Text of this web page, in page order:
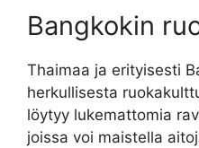
Bangkokin
Thaimaa ja erityisesti
herkullisesta
löytyy lukemattomia
joissa voi maistella